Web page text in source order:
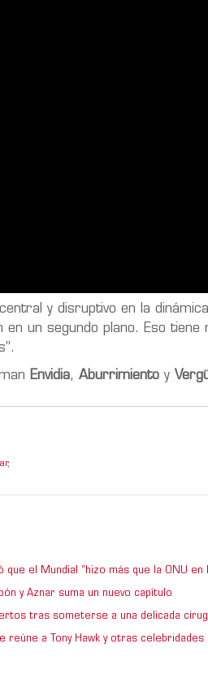
y disruptivo en la
un segundo plano. Eso tiene
Envidia, Aburrimiento y
,
el Mundial “hizo más que la ONU en
y Aznar suma un nuevo capítulo
tras someterse a una delicada
reúne a Tony Hawk y otras celebridades